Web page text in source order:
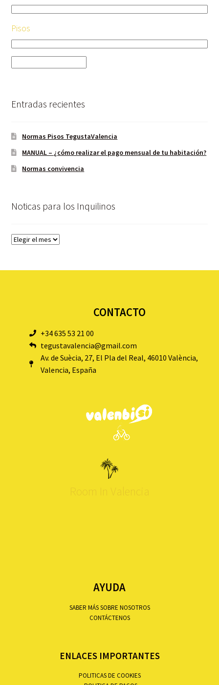
Pisos
Entradas recientes
Normas Pisos TegustaValencia
MANUAL – ¿cómo realizar el pago mensual de tu habitación?
Normas convivencia
Noticas para los Inquilinos
CONTACTO
+34 635 53 21 00
tegustavalencia@gmail.com
Av. de Suècia, 27, El Pla del Real, 46010 València,
Valencia, España
Room In Valencia
AYUDA
SABER MÁS SOBRE NOSOTROS
CONTÁCTENOS
ENLACES IMPORTANTES
POLITICAS DE COOKIES